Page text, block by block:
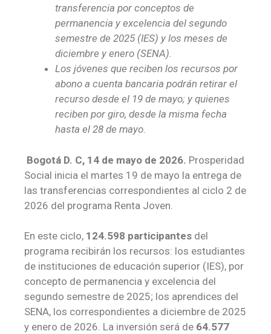
transferencia por conceptos de
permanencia y excelencia del segundo
semestre de 2025 (IES) y los meses de
diciembre y enero (SENA).
Los jóvenes que reciben los recursos por
abono a cuenta bancaria podrán retirar el
recurso desde el 19 de mayo; y quienes
reciben por giro, desde la misma fecha
hasta el 28 de mayo.
Bogotá D. C, 14 de mayo de 2026. Prosperidad
Social inicia el martes 19 de mayo la entrega de
las transferencias correspondientes al ciclo 2 de
2026 del programa Renta Joven.
En este ciclo, 124.598 participantes del
programa recibirán los recursos: los estudiantes
de instituciones de educación superior (IES), por
concepto de permanencia y excelencia del
segundo semestre de 2025; los aprendices del
SENA, los correspondientes a diciembre de 2025
y enero de 2026. La inversión será de 64.577